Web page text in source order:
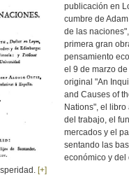
publicación en
cumbre de
de las
primera gran
pensamiento
el 9 de marzo
original "An
and Causes of
Nations", el
del trabajo, el
mercados y el
sentando las
económico y del
[+]